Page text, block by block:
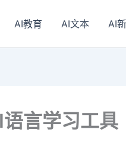
AI教育 AI文本 AI
言学习工具